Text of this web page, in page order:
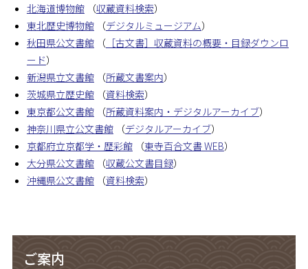
北海道博物館（収蔵資料検索）
東北歴史博物館（デジタルミュージアム）
秋田県公文書館（［古文書］収蔵資料の概要・目録ダウンロ
ード）
新潟県立文書館（所蔵文書案内）
茨城県立歴史館（資料検索）
東京都公文書館（所蔵資料案内・デジタルアーカイブ）
神奈川県立公文書館（デジタルアーカイブ）
京都府立京都学・歴彩館（東寺百合文書 WEB）
大分県公文書館（収蔵公文書目録）
沖縄県公文書館（資料検索）
ご案内